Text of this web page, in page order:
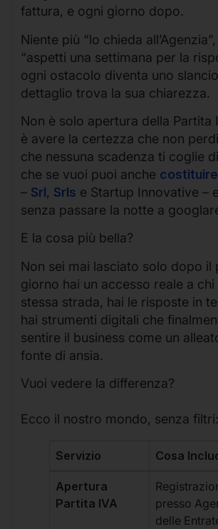
fattura, e ogni giorno dopo.
Niente più “lo chieda
“aspetti una settimana per la
ogni ostacolo diventa uno
dettaglio trova la sua chiarezza.
Non è solo apertura della Partita
è avere la certezza che non
che nessuna scadenza ti coglie
che se vuoi puoi anche
– Srl, Srls e Startup Innovative –
senza passare la notte a
E la cosa più bella?
Non sei mai lasciato solo dopo il
giorno hai un accesso reale a chi
stessa strada, hai le risposte in
hai strumenti digitali che
sentire il business come un
fonte di ansia.
Vuoi vedere la differenza?
Ecco il nostro mondo, senza filtri:
Servizio Cosa
Apertura
Partita IVA
presso
delle